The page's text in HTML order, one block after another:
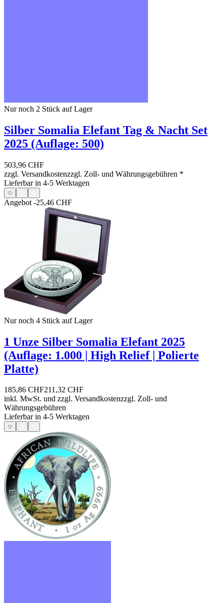
Nur noch 2 Stück auf Lager
Silber Somalia Elefant Tag & Nacht Set
2025 (Auflage: 500)
503,96 CHF
zzgl. Versandkostenzzgl. Zoll- und Währungsgebühren *
Lieferbar in 4-5 Werktagen
Angebot -25,46 CHF
Nur noch 4 Stück auf Lager
1 Unze Silber Somalia Elefant 2025
(Auflage: 1.000 | High Relief | Polierte
Platte)
185,86 CHF211,32 CHF
inkl. MwSt. und zzgl. Versandkostenzzgl. Zoll- und
Währungsgebühren
Lieferbar in 4-5 Werktagen